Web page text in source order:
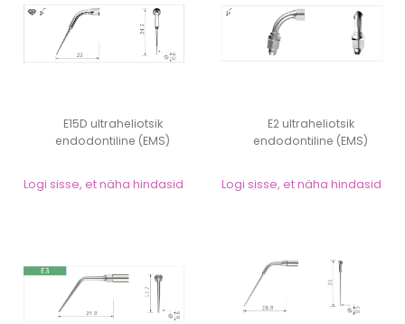
E15D ultraheliotsik
endodontiline (EMS)
Logi sisse, et näha hindasid
E2 ultraheliotsik
endodontiline (EMS)
Logi sisse, et näha hindasid